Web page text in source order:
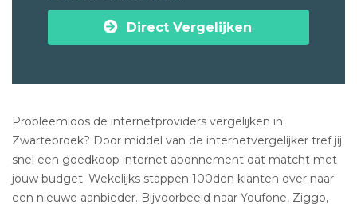
Direct Vergelijken
Probleemloos de internetproviders vergelijken in
Zwartebroek? Door middel van de internetvergelijker tref jij
snel een goedkoop internet abonnement dat matcht met
jouw budget. Wekelijks stappen 100den klanten over naar
een nieuwe aanbieder. Bijvoorbeeld naar Youfone, Ziggo,